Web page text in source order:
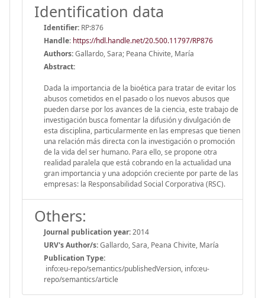
Identification data
Identifier: RP:876
Handle: https://hdl.handle.net/20.500.11797/RP876
Authors:Gallardo, Sara; Peana Chivite, María
Abstract:
Dada la importancia de la bioética para tratar de evitar los
abusos cometidos en el pasado o los nuevos abusos que
pueden darse por los avances de la ciencia, este trabajo de
investigación busca fomentar la difusión y divulgación de
esta disciplina, particularmente en las empresas que tienen
una relación más directa con la investigación o promoción
de la vida del ser humano. Para ello, se propone otra
realidad paralela que está cobrando en la actualidad una
gran importancia y una adopción creciente por parte de las
empresas: la Responsabilidad Social Corporativa (RSC).
Others:
Journal publication year:2014
URV's Author/s:Gallardo, Sara, Peana Chivite, María
Publication Type:
info:eu-repo/semantics/publishedVersion, info:eu-
repo/semantics/article